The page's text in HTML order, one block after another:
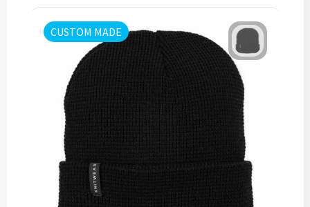
Chips & Nootjes bedrukken
Pepernoten & Strooigoed
Schrijfwaren & Kantoorartikelen
Pennen
Balpennen bedrukken
CUSTOM MADE